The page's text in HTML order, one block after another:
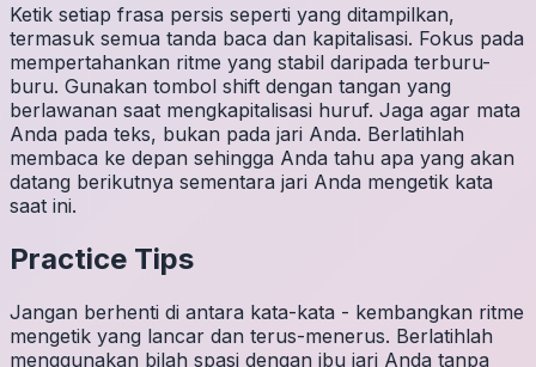
Ketik setiap frasa persis seperti yang ditampilkan,
termasuk semua tanda baca dan kapitalisasi. Fokus pada
mempertahankan ritme yang stabil daripada terburu-
buru. Gunakan tombol shift dengan tangan yang
berlawanan saat mengkapitalisasi huruf. Jaga agar mata
Anda pada teks, bukan pada jari Anda. Berlatihlah
membaca ke depan sehingga Anda tahu apa yang akan
datang berikutnya sementara jari Anda mengetik kata
saat ini.
Practice Tips
Jangan berhenti di antara kata-kata - kembangkan ritme
mengetik yang lancar dan terus-menerus. Berlatihlah
menggunakan bilah spasi dengan ibu jari Anda tanpa